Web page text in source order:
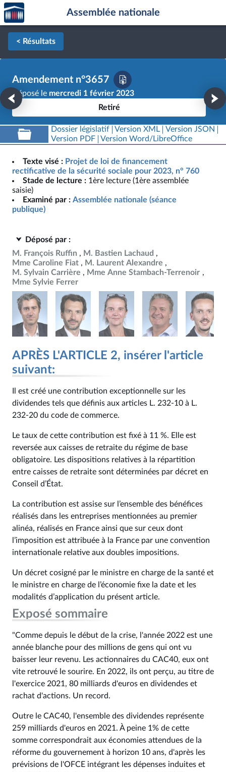
Aller au contenu
Aller en bas de la page
Accèder
à la
page
d'accueil
Assemblée nationale
< Résultats
Amendement n°3657
Déposé le mercredi 1 février 2023
Retiré
Dossier législatif Version XML
Version JSON
Version PDF
Version Word/LibreOffice
Texte visé : Projet de loi de financement
rectificative de la sécurité sociale pour 2023, n° 760
Stade de lecture : 1ère lecture (1ère assemblée
saisie)
Examiné par : Assemblée nationale (séance
publique)
Déposé par :
M. François Ruffin
M. Bastien Lachaud
Mme Caroline Fiat
M. Laurent Alexandre
M. Sylvain Carrière
Mme Anne Stambach-Terrenoir
Mme Sylvie Ferrer
APRÈS L'ARTICLE 2, insérer l'article
suivant:
Il est créé une contribution exceptionnelle sur les
dividendes tels que définis aux articles L. 232‑10 à L.
232‑20 du code de commerce.
Le taux de cette contribution est fixé à 11 %. Elle est
reversée aux caisses de retraite du régime de base
obligatoire. Les dispositions relatives à la répartition
entre caisses de retraite sont déterminées par décret en
Conseil d’État.
La contribution est assise sur l’ensemble des bénéfices
réalisés dans les entreprises mentionnées au premier
alinéa, réalisés en France ainsi que sur ceux dont
l’imposition est attribuée à la France par une convention
internationale relative aux doubles impositions.
Un décret cosigné par le ministre en charge de la santé et
le ministre en charge de l’économie fixe la date et les
modalités d’application du présent article.
Exposé sommaire
"Comme depuis le début de la crise, l'année 2022 est une
année blanche pour des millions de gens qui ont vu
baisser leur revenu. Les actionnaires du CAC40, eux ont
vite retrouvé le sourire. En 2022, ils ont perçu, au titre de
l'exercice 2021, 80 milliards d'euros en dividendes et
rachat d'actions. Un record.
Outre le CAC40, l'ensemble des dividendes représente
259 milliards d'euros en 2021. À peine 1% de cette
somme correspondrait aux économies attendues de la
réforme du gouvernement à horizon 10 ans, d'après les
prévisions de l'OFCE intégrant les dépenses induites et